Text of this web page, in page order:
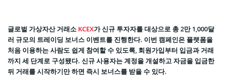
글로벌 가상자산 거래소 KCEX가 신규 투자자를 대상으로 총 2만 1,000달
러 규모의 트레이딩 보너스 이벤트를 진행한다. 이번 캠페인은 플랫폼을
처음 이용하는 사람도 쉽게 참여할 수 있도록, 회원가입부터 입금과 거래
까지 세 단계로 구성됐다. 신규 사용자는 계정을 개설하고 자금을 입금한
뒤 거래를 시작하기만 하면 즉시 보너스를 받을 수 있다.